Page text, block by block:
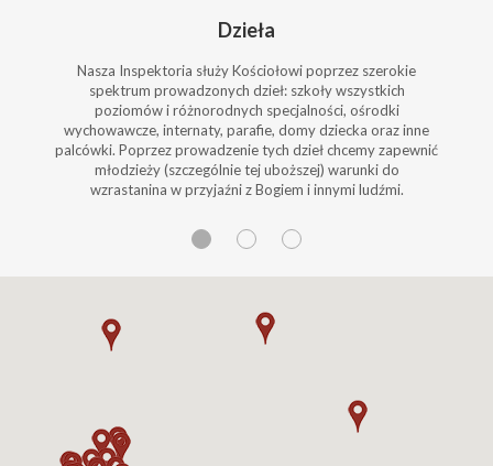
Dzieła
Nasza Inspektoria służy Kościołowi poprzez szerokie
spektrum prowadzonych dzieł: szkoły wszystkich
poziomów i różnorodnych specjalności, ośrodki
wychowawcze, internaty, parafie, domy dziecka oraz inne
palcówki. Poprzez prowadzenie tych dzieł chcemy zapewnić
młodzieży (szczególnie tej uboższej) warunki do
wzrastanina w przyjaźni z Bogiem i innymi ludźmi.